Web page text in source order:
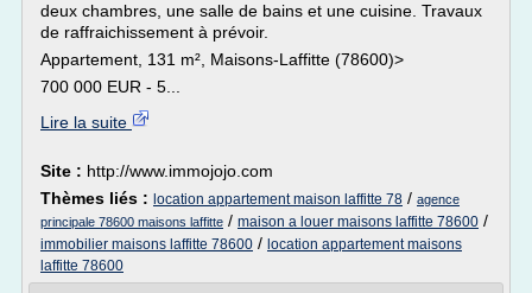
deux chambres, une salle de bains et une cuisine. Travaux
de raffraichissement à prévoir.
Appartement, 131 m², Maisons-Laffitte (78600)>
700 000 EUR - 5...
Lire la suite
Site : http://www.immojojo.com
Thèmes liés : location appartement maison laffitte 78 / agence
principale 78600 maisons laffitte / maison a louer maisons laffitte 78600 /
immobilier maisons laffitte 78600 / location appartement maisons
laffitte 78600